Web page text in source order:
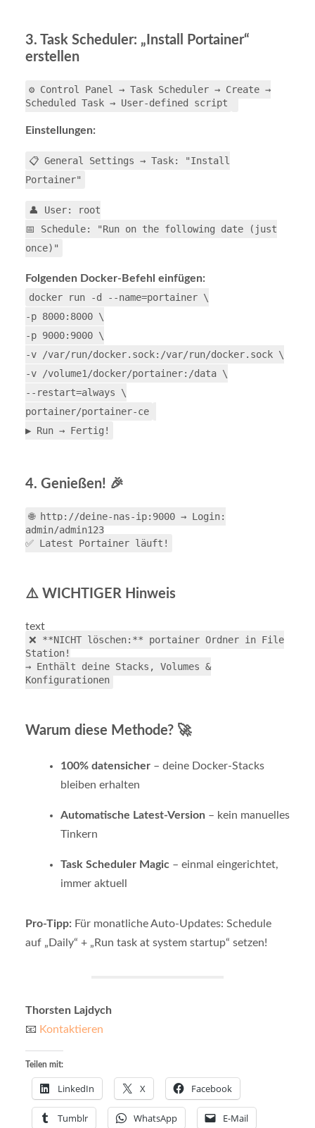
3. Task Scheduler: „Install Portainer“
erstellen
⚙️ Control Panel → Task Scheduler → Create →
Scheduled Task → User-defined script
Einstellungen:
📋 General Settings → Task: "Install
Portainer"
👤 User: root
📅 Schedule: "Run on the following date (just
once)"
Folgenden Docker-Befehl einfügen:
dockerrun -d --name=portainer \
-p 8000:8000 \
-p 9000:9000 \
-v /var/run/docker.sock:/var/run/docker.sock \
-v /volume1/docker/portainer:/data \
--restart=always \
portainer/portainer-ce
▶️ Run → Fertig!
4. Genießen! 🎉
🌐 http://deine-nas-ip:9000 → Login:
admin/admin123
✅ Latest Portainer läuft!
⚠️ WICHTIGER Hinweis
text
❌ **NICHT löschen:** portainer Ordner in File
Station!
→ Enthält deine Stacks, Volumes &
Konfigurationen
Warum diese Methode? 🚀
100% datensicher– deine Docker-Stacks
bleiben erhalten
Automatische Latest-Version – kein manuelles
Tinkern
Task Scheduler Magic– einmal eingerichtet,
immer aktuell
Pro-Tipp: Für monatliche Auto-Updates: Schedule
auf „Daily“ + „Run task at system startup“ setzen!
Thorsten Lajdych
📧 Kontaktieren
Teilen mit:
LinkedIn X Facebook
Tumblr WhatsApp E-Mail